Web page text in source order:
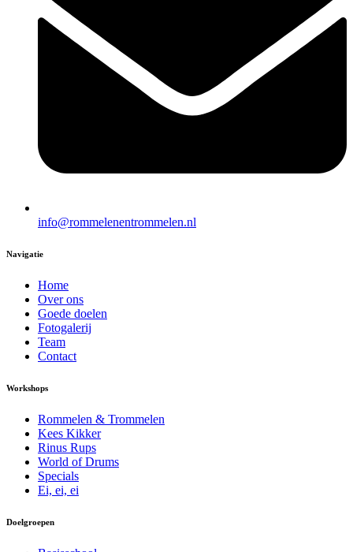
info@rommelenentrommelen.nl
Navigatie
Home
Over ons
Goede doelen
Fotogalerij
Team
Contact
Workshops
Rommelen & Trommelen
Kees Kikker
Rinus Rups
World of Drums
Specials
Ei, ei, ei
Doelgroepen